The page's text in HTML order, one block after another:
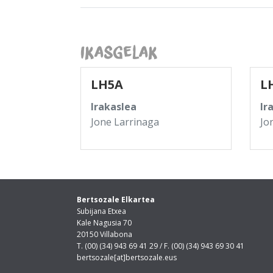
Ikasgelak
LH5A
Irakaslea
Jone Larrinaga
Bertsozale Elkartea
Subijana Etxea
Kale Nagusia 70
20150 Villabona
T. (00) (34) 943 69 41 29 / F. (00) (34) 943 69 30 41
bertsozale[at]bertsozale.eus